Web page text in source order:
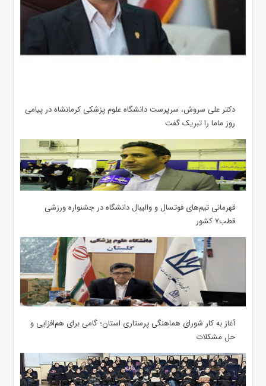
دکتر علی سروش، سرپرست دانشگاه علوم پزشکی کرمانشاه در پیامی
روز ماما را تبریک گفت
قهرمانی تیم‌های فوتسال و والیبال دانشگاه در جشنواره ورزشی
قطب۷ کشور
آغاز به کار شورای هماهنگی پرستاری استان؛ گامی برای هم‌افزایی و
حل مشکلات